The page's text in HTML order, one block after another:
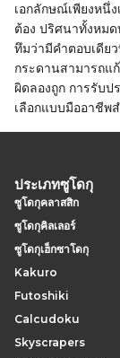
เอกลักษณ์เพียงหนึ่
ต้อง ปริศนาทั้งหม
ทึมว่ามีคำตอบเดีย
กระดานสามารถแ
ผิดลองถูก การรับ
เลือกแบบมืออาชีพ
ประเภทซูโดกุ
ซูโดกุคลาสสิก
ซูโดกุคิลเลอร์
ซูโดกุเฮ็กซาโดกุ
Kakuro
Futoshiki
Calcudoku
Skyscrapers